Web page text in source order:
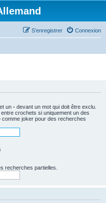
Connexion
S’enregistrer
un - devant un mot qui doit être exclu.
entre crochets si uniquement un des
joker pour des recherches
recherches partielles.